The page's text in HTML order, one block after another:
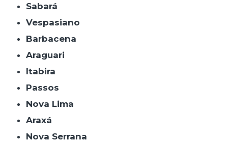
Sabará
Vespasiano
Barbacena
Araguari
Itabira
Passos
Nova Lima
Araxá
Nova Serrana